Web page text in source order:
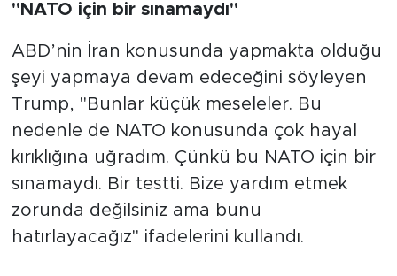
"NATO için bir sınamaydı"
ABD’nin İran konusunda yapmakta olduğu
şeyi yapmaya devam edeceğini söyleyen
Trump, "Bunlar küçük meseleler. Bu
nedenle de NATO konusunda çok hayal
kırıklığına uğradım. Çünkü bu NATO için bir
sınamaydı. Bir testti. Bize yardım etmek
zorunda değilsiniz ama bunu
hatırlayacağız" ifadelerini kullandı.